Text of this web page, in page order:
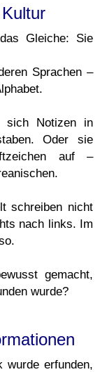
Gleiche: Sie
Sprachen –
sich Notizen in
Oder sie
auf –
schreiben nicht
nach links. Im
gemacht,
wurde?
wurde erfunden,